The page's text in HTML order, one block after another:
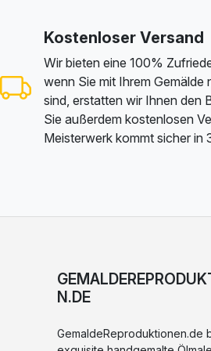
Kostenloser Versand
Wir bieten eine 100%
wenn Sie mit Ihrem Gemälde
sind, erstatten wir Ihnen den
Sie außerdem kostenlosen
Meisterwerk kommt sicher in
N.DE
GemaldeReproduktionen.de